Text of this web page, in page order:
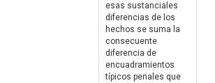
esas sustanciales
diferencias de los
hechos se suma la
consecuente
diferencia de
encuadramientos
típicos penales que